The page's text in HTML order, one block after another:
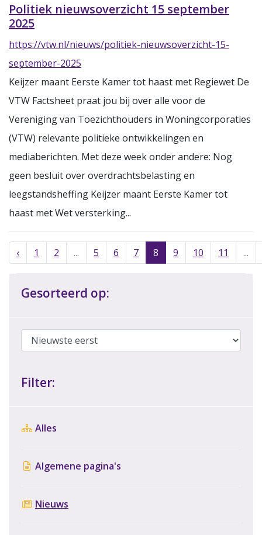
Politiek nieuwsoverzicht 15 september
2025
https://vtw.nl/nieuws/politiek-nieuwsoverzicht-15-
september-2025
Keijzer maant Eerste Kamer tot haast met Regiewet De
VTW Factsheet praat jou bij over alle voor de
Vereniging van Toezichthouders in Woningcorporaties
(VTW) relevante politieke ontwikkelingen en
mediaberichten. Met deze week onder andere: Nog
geen besluit over overdrachtsbelasting en
leegstandsheffing Keijzer maant Eerste Kamer tot
haast met Wet versterking...
‹ 1 2 ... 5 6 7 8 9 10 11 ...
Gesorteerd op:
Filter:
Alles
Algemene pagina's
Nieuws